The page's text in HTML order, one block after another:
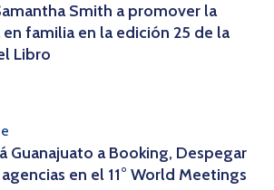
Smith a promover la
familia en la edición 25 de la
Libro
Guanajuato a Booking, Despegar
en el 11° World Meetings